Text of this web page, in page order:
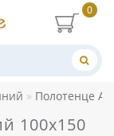
0
Полотенце
100x150